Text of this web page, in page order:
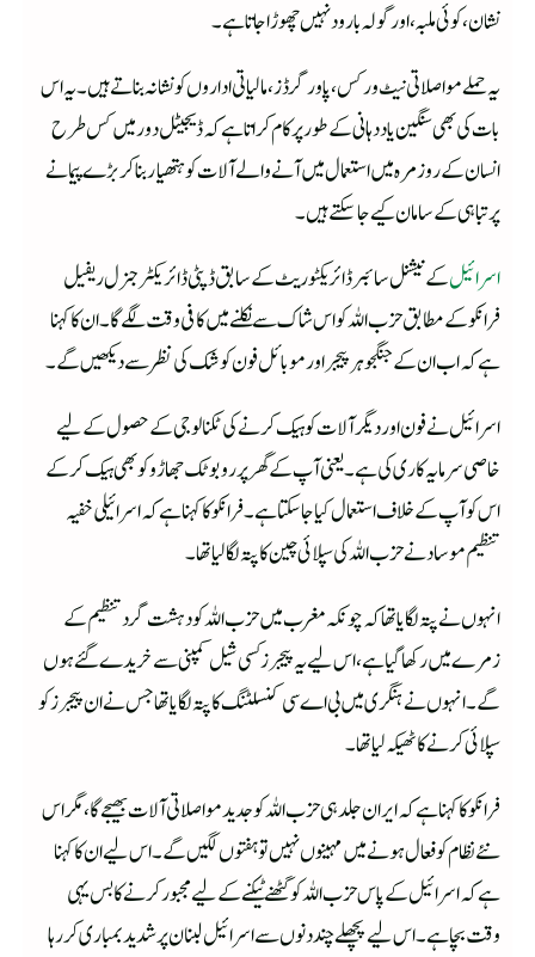
نشان، کوئی ملبہ، اورگولہ بارود نہیں چھوڑا جاتا ہے۔
یہ حملے مواصلاتی نیٹ ورکس، پاور گرڈز، مالیاتی اداروں کو نشانہ بناتے ہیں۔یہ اس
بات کی بھی سنگین یاد دہانی کے طور پر کام کراتا ہے کہ ڈیجیٹل دور میں کس طرح
انسان کے روز مرہ میں استعمال میں آنے والے آلات کو ہتھیار بناکر بڑے پیمانے
پر تباہی کے سامان کیے جاسکتے ہیں۔
اسرائیلکے نیشنل سائبر ڈائریکٹوریٹ کے سابق ڈپٹی ڈائریکٹرجنرل ریفیل
فرانکو کے مطابق حزب اللہ کو اس شاک سے نکلنے میں کافی وقت لگے گا۔ ان کا کہنا
ہے کہ اب ان کے جنگجو ہر پیجر اور موبائل فون کو شک کی نظر سے دیکھیں گے۔
اسرائیل نے فون اور دیگر آلات کو ہیک کرنے کی ٹکنالوجی کے حصول کے لیے
خاصی سرمایہ کاری کی ہے۔ یعنی آپ کے گھر پر روبوٹک جھاڑو کو بھی ہیک کرکے
اس کو آپ کے خلاف استعمال کیا جاسکتا ہے۔ فرانکو کا کہنا ہے کہ اسرائیلی خفیہ
تنظیم موساد نے حز ب اللہ کی سپلائی چین کا پتہ لگا لیا تھا۔
انہوں نے پتہ لگایا تھا کہ چونکہ مغرب میں حزب اللہ کو دہشت گرد تنظیم کے
زمرے میں رکھا گیا ہے، اس لیے یہ پیجرز کسی شیل کمپنی سے خریدے گئے ہوں
گے۔ انہوں نے ہنگری میں بی اے سی کنسلٹنگ کا پتہ لگایا تھا جس نے ان پیجرز کو
سپلائی کرنے کا ٹھیکہ لیا تھا۔
فرانکو کا کہنا ہے کہ ایران جلد ہی حزب اللہ کو جدید مواصلاتی آلات بھیجے گا، مگر اس
نئے نظام کو فعال ہونے میں مہینوں نہیں تو ہفتوں لگیں گے۔ اس لیے ان کا کہنا
ہے کہ اسرائیل کے پاس حزب اللہ کو گھٹنے ٹیکنے کے لیے مجبور کرنے کا بس یہی
وقت بچا ہے۔ اس لیے پچھلے چند دنوں سے اسرائیل لبنان پرشدید بمباری کر رہا